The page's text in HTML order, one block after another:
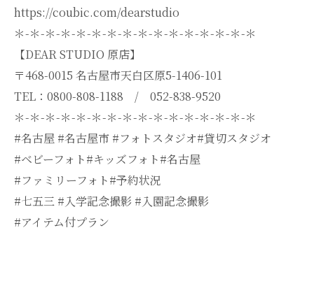
https://coubic.com/dearstudio
＊-＊-＊-＊-＊-＊-＊-＊-＊-＊-＊-＊-＊-＊-＊-＊
【DEAR STUDIO 原店】
〒468-0015 名古屋市天白区原5-1406-101
TEL：0800-808-1188 / 052-838-9520
＊-＊-＊-＊-＊-＊-＊-＊-＊-＊-＊-＊-＊-＊-＊-＊
#名古屋 #名古屋市 #フォトスタジオ#貸切スタジオ
#ベビーフォト#キッズフォト#名古屋
#ファミリーフォト#予約状況
#七五三 #入学記念撮影 #入園記念撮影
#アイテム付プラン